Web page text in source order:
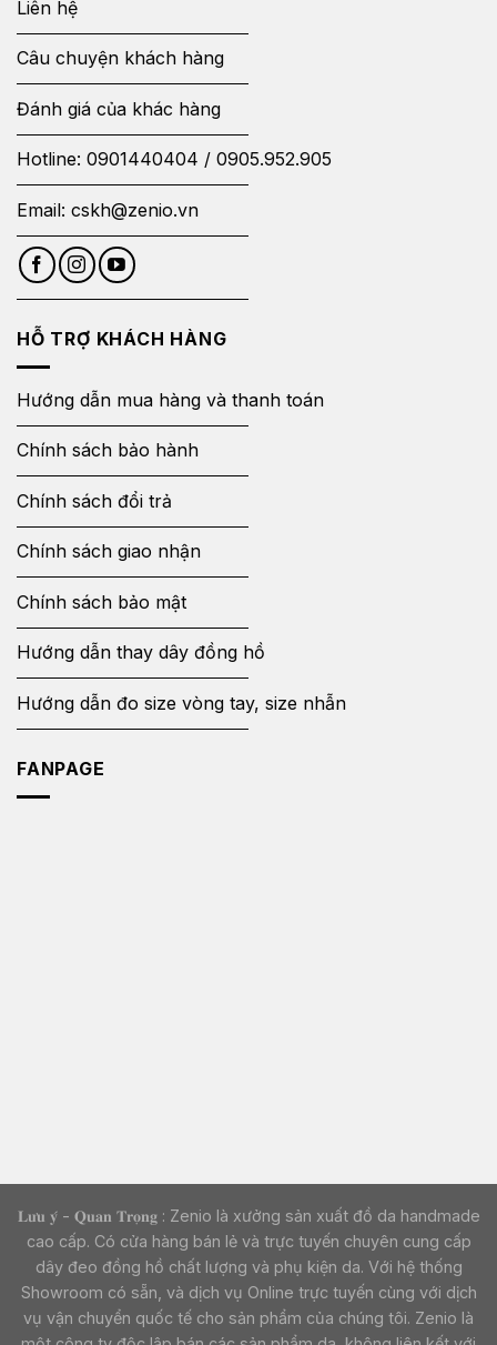
Liên hệ
Câu chuyện khách hàng
Đánh giá của khác hàng
Hotline: 0901440404 / 0905.952.905
Email: cskh@zenio.vn
HỖ TRỢ KHÁCH HÀNG
Hướng dẫn mua hàng và thanh toán
Chính sách bảo hành
Chính sách đổi trả
Chính sách giao nhận
Chính sách bảo mật
Hướng dẫn thay dây đồng hồ
Hướng dẫn đo size vòng tay, size nhẫn
FANPAGE
𝐋𝐮̛𝐮 𝐲́ - 𝐐𝐮𝐚𝐧 𝐓𝐫𝐨̣𝐧𝐠 : Zenio là xưởng sản xuất đồ da handmade
cao cấp. Có cửa hàng bán lẻ và trực tuyến chuyên cung cấp
dây đeo đồng hồ chất lượng và phụ kiện da. Với hệ thống
Showroom có sẵn, và dịch vụ Online trực tuyến cùng với dịch
vụ vận chuyển quốc tế cho sản phẩm của chúng tôi. Zenio là